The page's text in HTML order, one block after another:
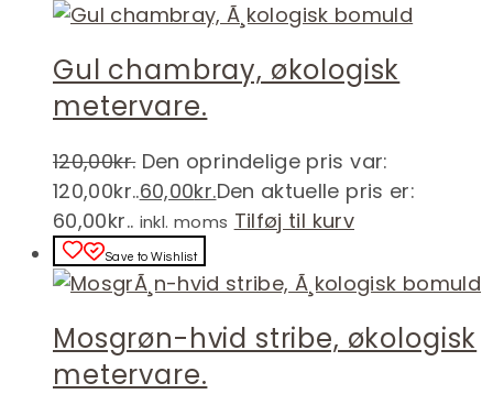
Gul chambray, økologisk
metervare.
120,00kr. Den oprindelige pris var:
120,00kr..60,00kr.Den aktuelle pris er:
60,00kr.. inkl. moms Tilføj til kurv
Save to Wishlist
Mosgrøn-hvid stribe, økologisk
metervare.